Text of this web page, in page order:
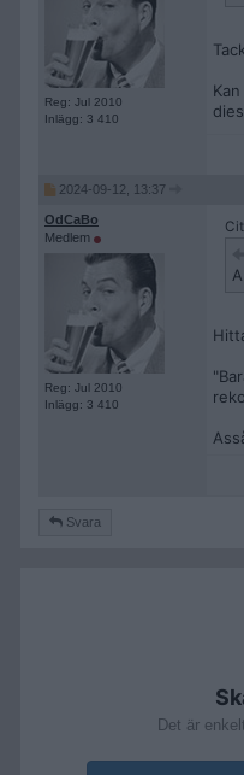
Reg: Jul 2010
Inlägg: 3 410
2024-09-12, 13:37
OdCaBo
Medlem
Reg: Jul 2010
Inlägg: 3 410
Svara
Det är